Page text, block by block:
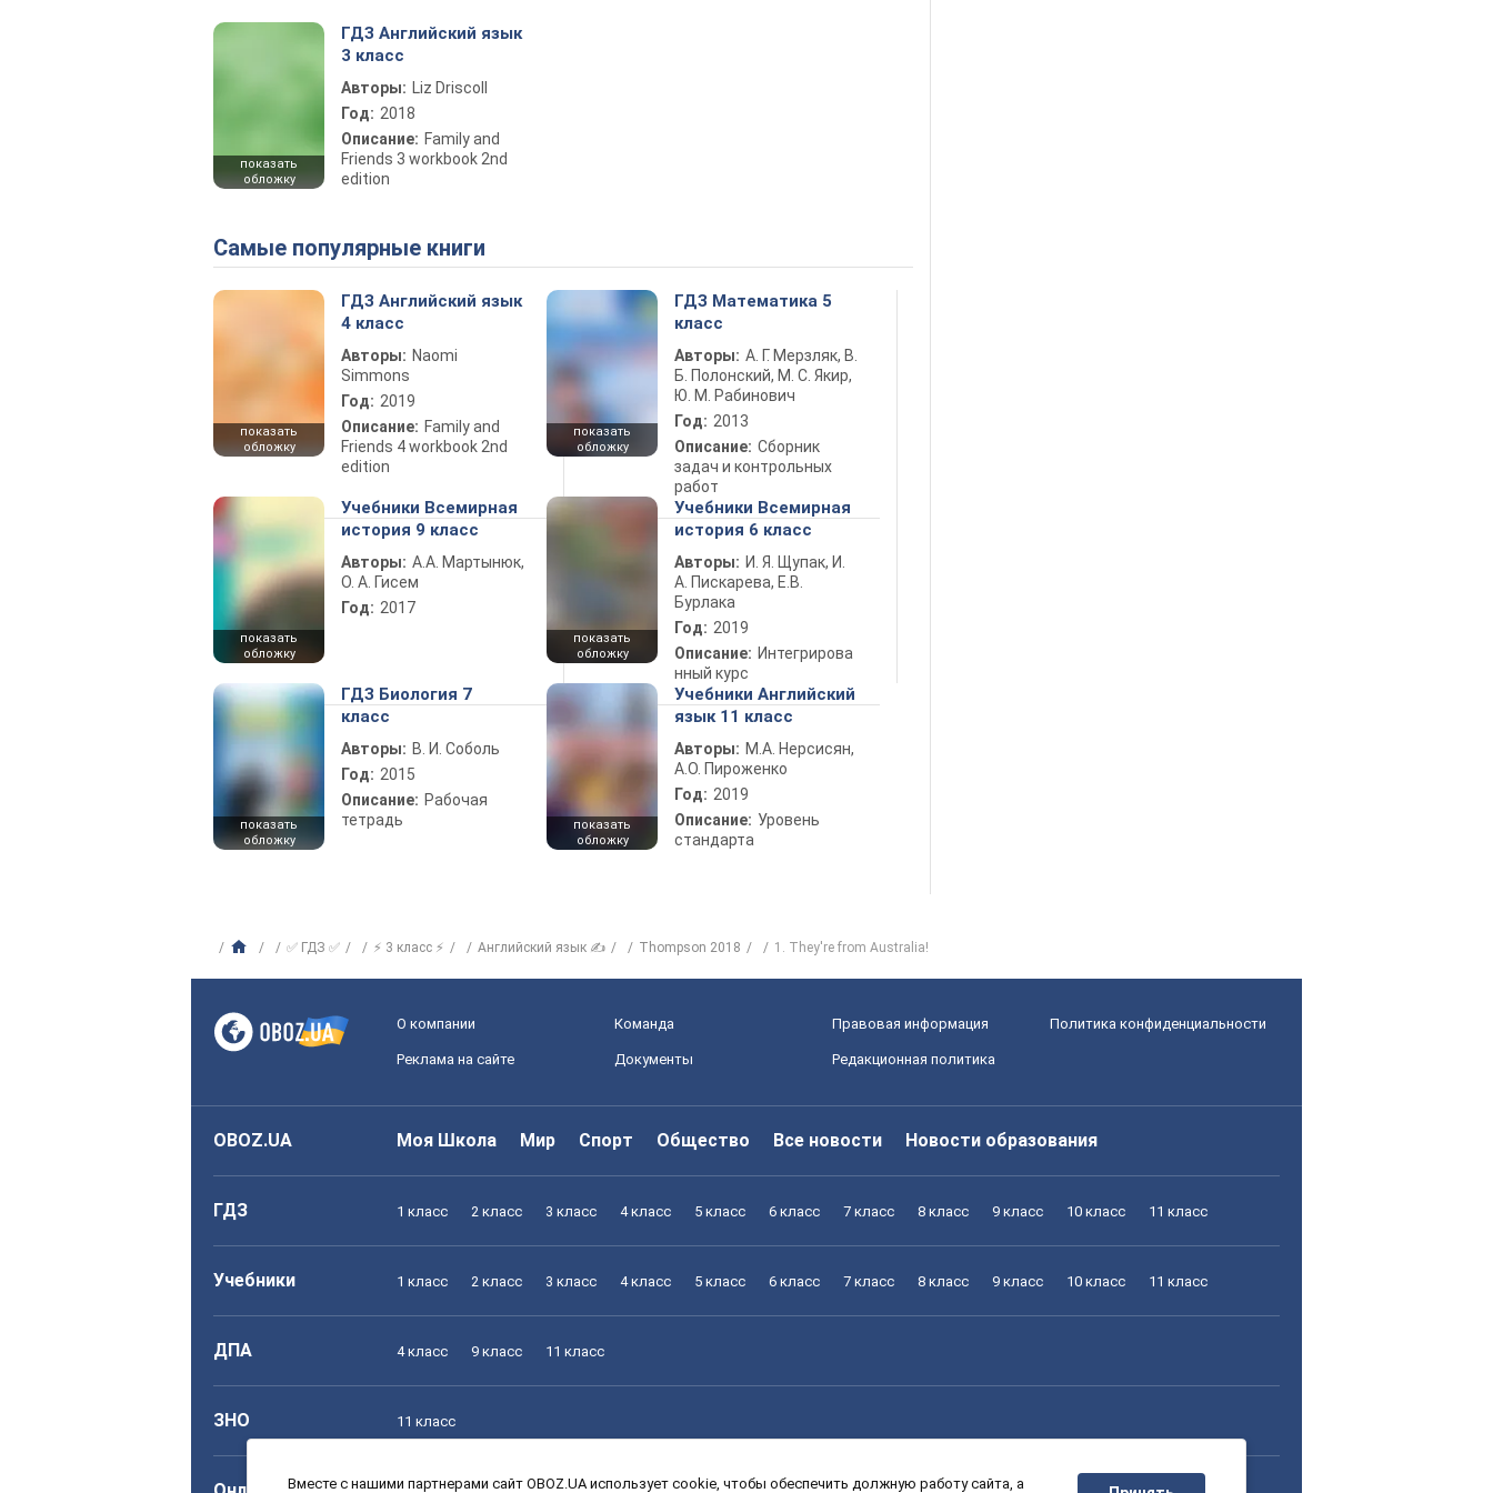
показать
обложку
ГДЗ Английский язык
3 класс
Авторы: Liz Driscoll
Год: 2018
Описание: Family and
Friends 3 workbook 2nd
edition
Самые популярные книги
показать
обложку
ГДЗ Английский язык
4 класс
Авторы: Naomi
Simmons
Год: 2019
Описание: Family and
Friends 4 workbook 2nd
edition
показать
обложку
ГДЗ Математика 5
класс
Авторы: А. Г. Мерзляк, В.
Б. Полонский, М. С. Якир,
Ю. М. Рабинович
Год: 2013
Описание: Сборник
задач и контрольных
работ
показать
обложку
Учебники Всемирная
история 9 класс
Авторы: А.А. Мартынюк,
О. А. Гисем
Год: 2017
показать
обложку
Учебники Всемирная
история 6 класс
Авторы: И. Я. Щупак, И.
А. Пискарева, Е.В.
Бурлака
Год: 2019
Описание: Интегрирова
нный курс
показать
обложку
ГДЗ Биология 7
класс
Авторы: В. И. Соболь
Год: 2015
Описание: Рабочая
тетрадь
показать
обложку
Учебники Английский
язык 11 класс
Авторы: М.А. Нерсисян,
А.О. Пироженко
Год: 2019
Описание: Уровень
стандарта
✅ ГДЗ ✅ ⚡ 3 класс ⚡ Английский язык ✍ Thompson 2018 1. They're from Australia!
О компании Команда Правовая информация Политика конфиденциальности
Реклама на сайте Документы Редакционная политика
OBOZ.UA Моя Школа Мир Спорт Общество Все новости Новости образования
ГДЗ 1 класс 2 класс 3 класс 4 класс 5 класс 6 класс 7 класс 8 класс 9 класс 10 класс 11 класс
Учебники 1 класс 2 класс 3 класс 4 класс 5 класс 6 класс 7 класс 8 класс 9 класс 10 класс 11 класс
ДПА 4 класс 9 класс 11 класс
ЗНО 11 класс
Вместе с нашими партнерами сайт OBOZ.UA использует cookie, чтобы обеспечить должную работу сайта, а